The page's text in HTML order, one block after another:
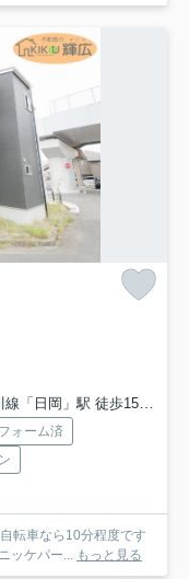
「日岡」駅 徒歩15分
ォーム済
転車なら10分程度です
ッケパー...
もっと見る